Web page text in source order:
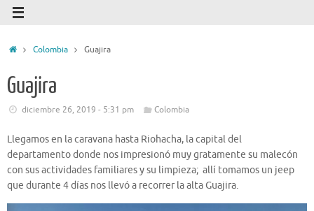
Colombia Guajira
Guajira
diciembre 26, 2019 - 5:31 pm Colombia
Llegamos en la caravana hasta Riohacha, la capital del
departamento donde nos impresionó muy gratamente su malecón
con sus actividades familiares y su limpieza; allí tomamos un jeep
que durante 4 días nos llevó a recorrer la alta Guajira.